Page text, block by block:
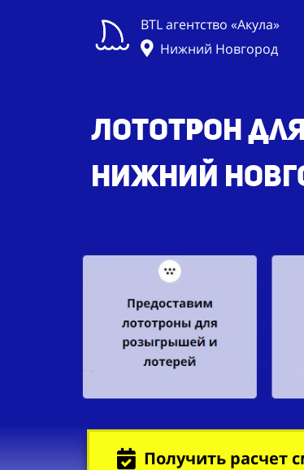
BTL агентство «Акула»
Нижний Новгород
Лототрон
Нижний
Получить расчет